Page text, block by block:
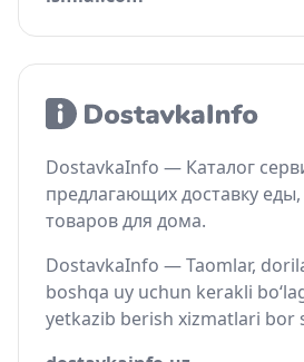
DostavkaInfo — Каталог
предлагающих доставку еды,
товаров для дома.
DostavkaInfo — Taomlar,
boshqa uy uchun kerakli
yetkazib berish xizmatlari bor